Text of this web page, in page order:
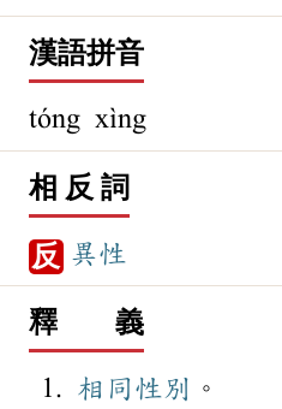
漢語拼音
tóng xìng
相 反 詞
反 異性
釋 義
相同性別 。